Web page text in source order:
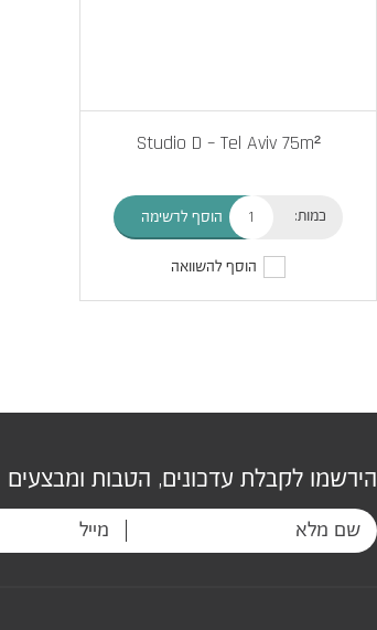
Studio D – Tel Aviv 75m²
כמות: הוסף לרשימה
הוסף להשוואה
הירשמו לקבלת עדכונים, הטבות ומבצעים